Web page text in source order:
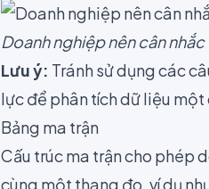
Doanh nghiệp nên cân
Lưu ý: Tránh sử dụng các
lực để phân tích dữ liệu một
Bảng ma trận
Cấu trúc ma trận cho phép
cùng một thang đo, ví dụ